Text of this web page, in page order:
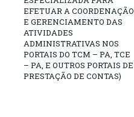
EFETUAR A COORDENAÇÃO
E GERENCIAMENTO DAS
ATIVIDADES
ADMINISTRATIVAS NOS
PORTAIS DO TCM – PA, TCE
– PA, E OUTROS PORTAIS DE
PRESTAÇÃO DE CONTAS)